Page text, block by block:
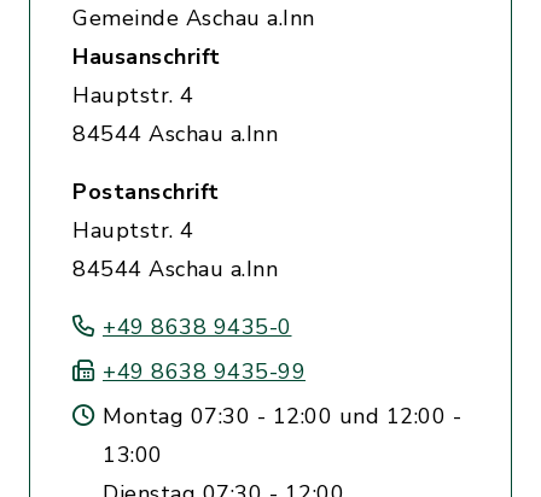
Gemeinde Aschau a.Inn
Hausanschrift
Hauptstr. 4
84544 Aschau a.Inn
Postanschrift
Hauptstr. 4
84544 Aschau a.Inn
+49 8638 9435-0
+49 8638 9435-99
Montag 07:30 - 12:00 und 12:00 -
13:00